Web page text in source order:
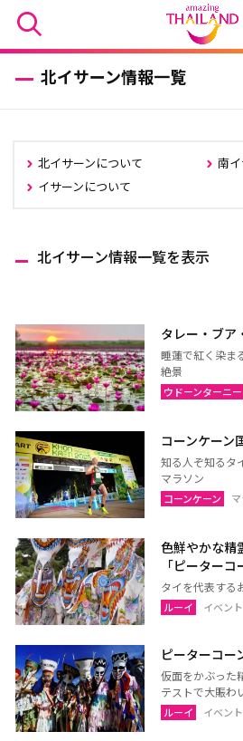
北イサーン情報一覧
北イサーンについて
南
イサーンについて
北イサーン情報一覧を表示
タレー・ブア
睡蓮で紅く染ま
絶景
ウドーンターニー
コーンケーン
知る人ぞ知るタ
マラソン
コーンケーン
色鮮やかな精
「ピーターコ
タイを代表す
ルーイ イベント
ピーターコー
仮面をかぶった
テストで大賑わ
ルーイ イベント